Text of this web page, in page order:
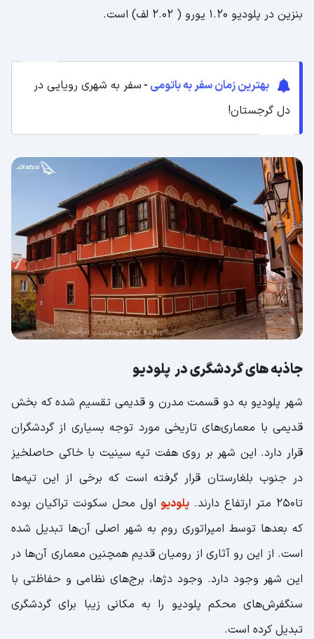
بنزین در پلودیو 1.20 یورو ( 2.02 لف) است.
بهترین زمان سفر به باتومی - سفر به شهری رویایی در
دل گرجستان!
جاذبه های گردشگری در پلودیو
شهر پلودیو به دو قسمت مدرن و قدیمی تقسیم شده که بخش
قدیمی با معماری‌های تاریخی مورد توجه بسیاری از گردشگران
قرار دارد. این شهر بر روی هفت تپه سینیت با خاکی حاصلخیز
در جنوب بلغارستان قرار گرفته است که برخی از این تپه‌ها
تا250 متر ارتفاع دارند.
پلودیو اول محل سکونت تراکیان بوده
که بعدها توسط امپراتوری روم به شهر اصلی آن‌ها تبدیل شده
است. از این رو آثاری از رومیان قدیم همچنین معماری آن‌ها در
این شهر وجود دارد. وجود دژها، برج‌های نظامی و حفاظتی با
سنگفرش‌های محکم پلودیو را به مکانی زیبا برای گردشگری
تبدیل کرده است.